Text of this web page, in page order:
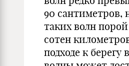
90 сантиметров,
таких волн
сотен
подходе к берегу